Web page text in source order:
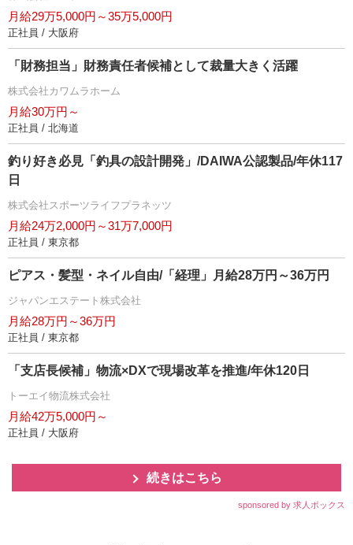
月給29万5,000円～35万5,000円
正社員 / 大阪府
「財務担当」財務責任者候補として裁量大きく活躍
株式会社カワムラホーム
月給30万円～
正社員 / 北海道
釣り好き必見「釣具の設計開発」/DAIWA公認製品/年休117
日
株式会社スポーツライフプラネッツ
月給24万2,000円～31万7,000円
正社員 / 東京都
ピアス・髪型・ネイル自由/「経理」月給28万円～36万円
ジャパンエステート株式会社
月給28万円～36万円
正社員 / 東京都
「支店長候補」物流×DXで現場改革を推進/年休120日
トーエイ物流株式会社
月給42万5,000円～
正社員 / 大阪府
続きはこちら
sponsored by 求人ボックス